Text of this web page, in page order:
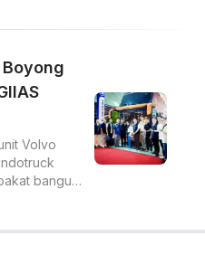
Volvo
bangun
sasis
AKAP